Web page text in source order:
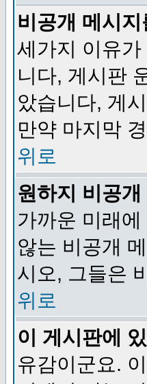
비공개 메시
세가지 이유
니다, 게시판
았습니다, 게
만약 마지막
위로
원하지 비공
가까운 미래
않는 비공개
시오, 그들은
위로
이 게시판에
유감이군요.